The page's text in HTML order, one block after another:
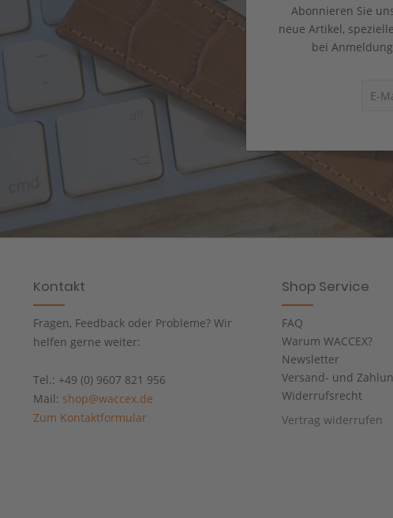
Abonnieren Sie
neue Artikel,
bei
Kontakt
Fragen, Feedback oder Probleme? Wir
helfen gerne weiter:
Tel.: +49 (0) 9607 821 956
Mail: shop@waccex.de
Zum Kontaktformular
Shop Service
FAQ
Warum WACCEX?
Newsletter
Versand- und
Widerrufsrecht
Vertrag widerrufen